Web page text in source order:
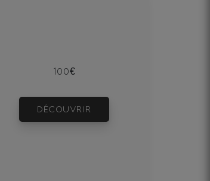
100€
DÉCOUVRIR